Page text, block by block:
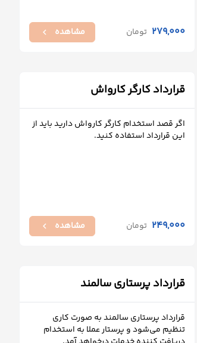
279,000 تومان مشاهده chevron_left
قرارداد کارگر کارواش
اگر قصد استخدام کارگر کارواش دارید باید از
این قرارداد استفاده کنید.
249,000 تومان مشاهده chevron_left
قرارداد پرستاری سالمند
قرارداد پرستاری سالمند به صورت کاری
تنظیم می‌شود و پرستار عملا به استخدام